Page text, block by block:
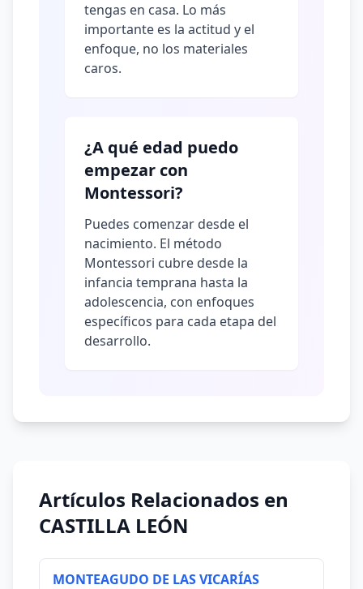
tengas en casa. Lo más
importante es la actitud y el
enfoque, no los materiales
caros.
¿A qué edad puedo
empezar con
Montessori?
Puedes comenzar desde el
nacimiento. El método
Montessori cubre desde la
infancia temprana hasta la
adolescencia, con enfoques
específicos para cada etapa del
desarrollo.
Artículos Relacionados en
CASTILLA LEÓN
MONTEAGUDO DE LAS VICARÍAS